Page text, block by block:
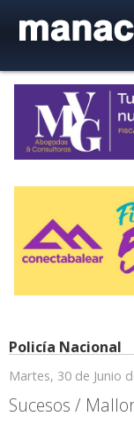
Policía Nacional
Martes, 30 de Junio
Sucesos /